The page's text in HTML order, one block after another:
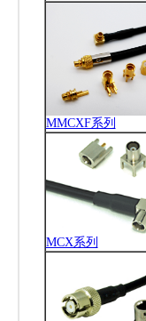
MMCXF系列
MCX系列